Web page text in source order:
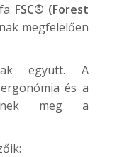
FSC® (Forest
megfelelően
együtt. A
és a
meg a